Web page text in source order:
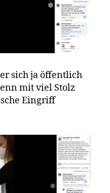
sich ja öffentlich
mit viel Stolz
Eingriff